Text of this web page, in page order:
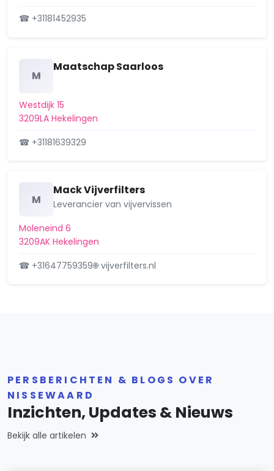
☎ +31181452935
M
Maatschap Saarloos
Westdijk 15
3209LA Hekelingen
☎ +31181639329
M
Mack Vijverfilters
Leverancier van vijvervissen
Moleneind 6
3209AK Hekelingen
☎ +31647759359🌐 vijverfilters.nl
PERSBERICHTEN & BLOGS OVER
NISSEWAARD
Inzichten, Updates & Nieuws
Bekijk alle artikelen